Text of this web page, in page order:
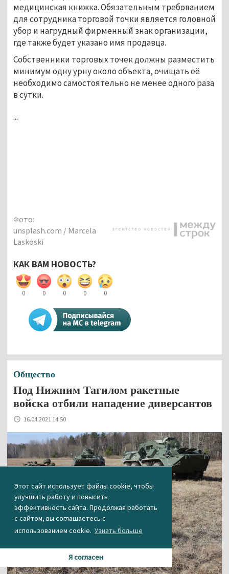
Этот сайт использует файлы cookie, чтобы
улучшить работу и повысить
эффективность сайта. Продолжая работать
с сайтом, вы соглашаетесь с
использованием cookie. Узнать больше
Я согласен
медицинская книжка. Обязательным требованием
для сотрудника торговой точки является головной
убор и нагрудный фирменный знак организации,
где также будет указано имя продавца.
Собственники торговых точек должны разместить
минимум одну урну около объекта, очищать её
необходимо самостоятельно не менее одного раза
в сутки.
...
Фото:
unsplash.com / Marcela
Laskoski
КАК ВАМ НОВОСТЬ?
0 0 0 0 0
Общество
Под Нижним Тагилом ракетные
войска отбили нападение диверсантов
16.04.2021 14:50